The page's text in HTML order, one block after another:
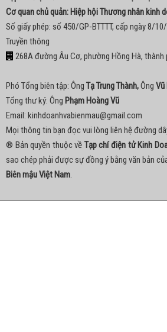
Cơ quan chủ quản: Hiệp hội Thương nhân kinh
Số giấy phép: số 450/GP-BTTTT, cấp ngày 8/
Truyền thông
268A đường Âu Cơ, phường Hồng Hà, thành
Phó Tổng biên tập: Ông Tạ Trung Thành,Ông Vũ
Tổng thư ký: Ông Phạm Hoàng Vũ
Email: kinhdoanhvabienmau@gmail.com
Mọi thông tin bạn đọc vui lòng liên hệ đường
® Bản quyền thuộc về Tạp chí điện tử Kinh
sao chép phải được sự đồng ý bằng văn bản
Biên mậu Việt Nam.